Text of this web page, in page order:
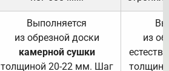
Выполняется
из обрезной доски
камерной сушки
толщиной 20-22 мм. Шаг
из